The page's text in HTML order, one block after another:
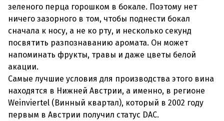
зеленого перца горошком в бокале. Поэтому нет
ничего зазорного в том, чтобы поднести бокал
сначала к носу, а не ко рту, и несколько секунд
посвятить разпознаванию аромата. Он может
напоминать фрукты, травы и даже цветы белой
акации.
Самые лучшие условия для производства этого вина
находятся в Нижней Австрии, а именно, в регионе
Weinviertel (Винный квартал), который в 2002 году
первым в Австрии получил статус DAC.